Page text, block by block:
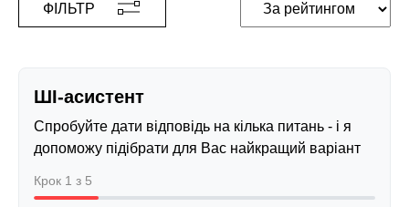
ФІЛЬТР
ШІ-асистент
Спробуйте дати відповідь на кілька питань - і я
допоможу підібрати для Вас найкращий варіант
Крок 1 з 5